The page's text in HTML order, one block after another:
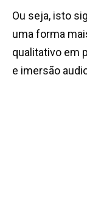
Ou seja, isto
uma forma
qualitativo em
e imersão